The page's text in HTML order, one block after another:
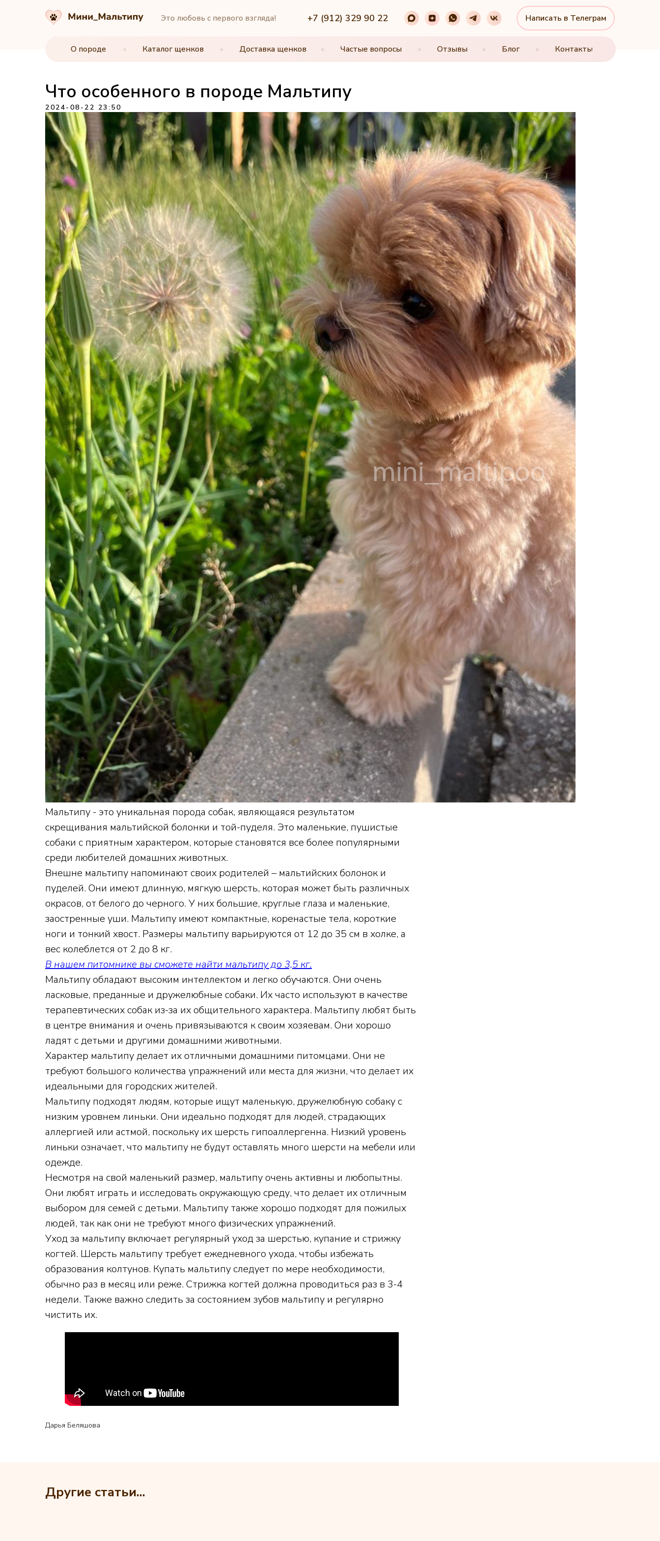
Написать в Телеграм
Это любовь с первого взгляда! +7 (912) 329 90 22
О породе Каталог щенков Доставка щенков Частые вопросы Отзывы Блог Контакты
• • • • • •
Написать в Телеграм
+7 (912) 329 90 22
О породе Каталог щенков Доставка щенков Частые вопросы Отзывы Блог Контакты
• • • • • •
Что особенного в породе Мальтипу
2024-08-22 23:50
Мальтипу - это уникальная порода собак, являющаяся результатом
скрещивания мальтийской болонки и той-пуделя. Это маленькие, пушистые
собаки с приятным характером, которые становятся все более популярными
среди любителей домашних животных.
Внешне мальтипу напоминают своих родителей – мальтийских болонок и
пуделей. Они имеют длинную, мягкую шерсть, которая может быть различных
окрасов, от белого до черного. У них большие, круглые глаза и маленькие,
заостренные уши. Мальтипу имеют компактные, коренастые тела, короткие
ноги и тонкий хвост. Размеры мальтипу варьируются от 12 до 35 см в холке, а
вес колеблется от 2 до 8 кг.
В нашем питомнике вы сможете найти мальтипу до 3,5 кг.
Мальтипу обладают высоким интеллектом и легко обучаются. Они очень
ласковые, преданные и дружелюбные собаки. Их часто используют в качестве
терапевтических собак из-за их общительного характера. Мальтипу любят быть
в центре внимания и очень привязываются к своим хозяевам. Они хорошо
ладят с детьми и другими домашними животными.
Характер мальтипу делает их отличными домашними питомцами. Они не
требуют большого количества упражнений или места для жизни, что делает их
идеальными для городских жителей.
Мальтипу подходят людям, которые ищут маленькую, дружелюбную собаку с
низким уровнем линьки. Они идеально подходят для людей, страдающих
аллергией или астмой, поскольку их шерсть гипоаллергенна. Низкий уровень
линьки означает, что мальтипу не будут оставлять много шерсти на мебели или
одежде.
Несмотря на свой маленький размер, мальтипу очень активны и любопытны.
Они любят играть и исследовать окружающую среду, что делает их отличным
выбором для семей с детьми. Мальтипу также хорошо подходят для пожилых
людей, так как они не требуют много физических упражнений.
Уход за мальтипу включает регулярный уход за шерстью, купание и стрижку
когтей. Шерсть мальтипу требует ежедневного ухода, чтобы избежать
образования колтунов. Купать мальтипу следует по мере необходимости,
обычно раз в месяц или реже. Стрижка когтей должна проводиться раз в 3-4
недели. Также важно следить за состоянием зубов мальтипу и регулярно
чистить их.
Дарья Беляшова
Другие статьи...